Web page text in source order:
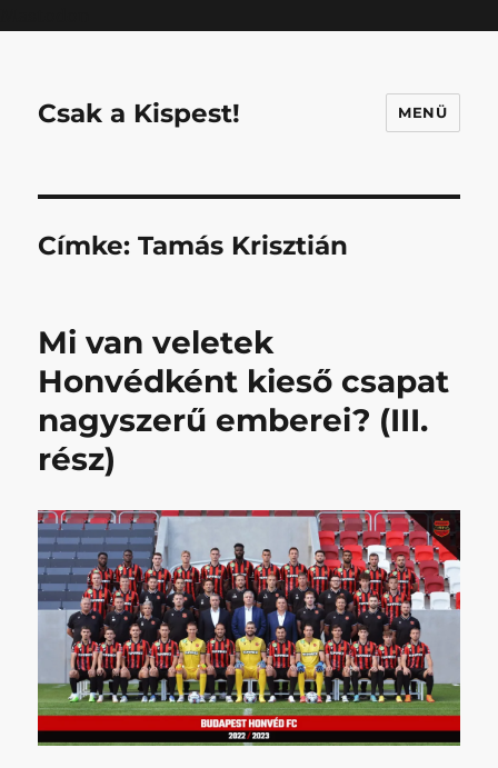
Csak a Kispest! MENÜ
Címke:Tamás Krisztián
Mi van veletek
Honvédként kieső csapat
nagyszerű emberei? (III.
rész)